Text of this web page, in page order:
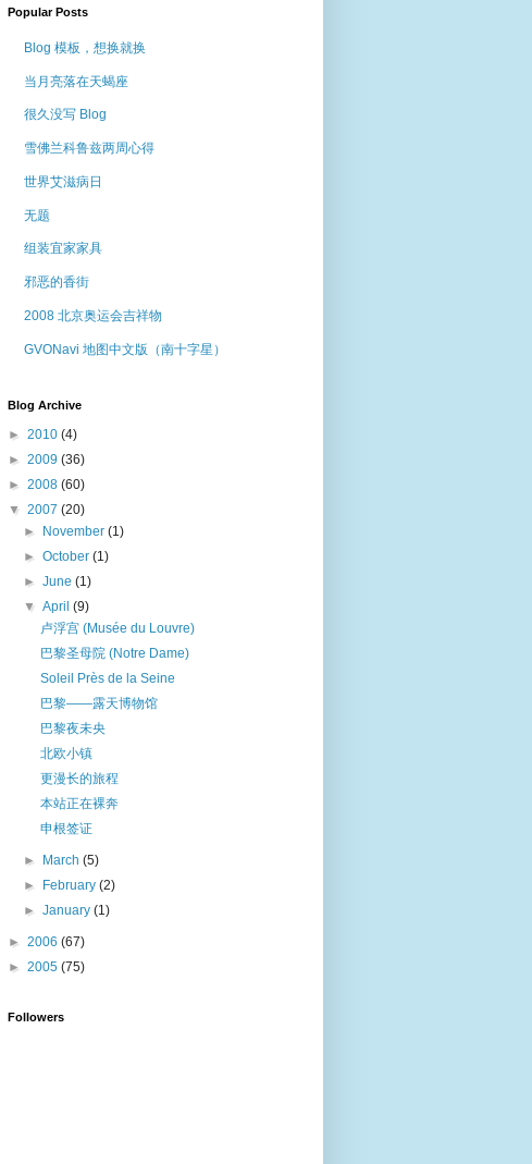
Popular Posts
Blog 模板，想换就换
当月亮落在天蝎座
很久没写 Blog
雪佛兰科鲁兹两周心得
世界艾滋病日
无题
组装宜家家具
邪恶的香街
2008 北京奥运会吉祥物
GVONavi 地图中文版（南十字星）
Blog Archive
► 2010 (4)
► 2009 (36)
► 2008 (60)
▼ 2007 (20)
►
November(1)
►October(1)
►June(1)
▼April(9)
卢浮宫 (Musée du Louvre)
巴黎圣母院 (Notre Dame)
Soleil Près de la Seine
巴黎——露天博物馆
巴黎夜未央
北欧小镇
更漫长的旅程
本站正在裸奔
申根签证
► March(5)
►
February(2)
►January(1)
► 2006 (67)
► 2005 (75)
Followers